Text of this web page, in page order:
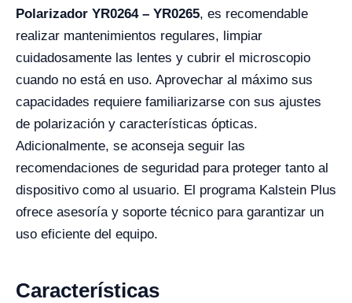
Polarizador YR0264 – YR0265, es recomendable
realizar mantenimientos regulares, limpiar
cuidadosamente las lentes y cubrir el microscopio
cuando no está en uso. Aprovechar al máximo sus
capacidades requiere familiarizarse con sus ajustes
de polarización y características ópticas.
Adicionalmente, se aconseja seguir las
recomendaciones de seguridad para proteger tanto al
dispositivo como al usuario. El programa Kalstein Plus
ofrece asesoría y soporte técnico para garantizar un
uso eficiente del equipo.
Características